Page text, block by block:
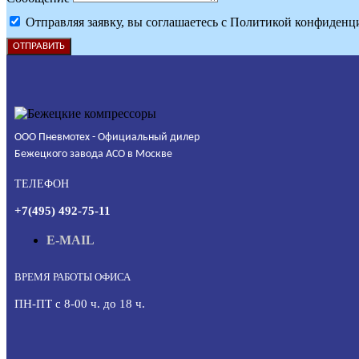
Отправляя заявку, вы соглашаетесь с Политикой
ОТПРАВИТЬ
ООО Пневмотех - Официальный дилер
Бежецкого завода АСО в Москве
ТЕЛЕФОН
+7(495) 492-75-11
E-MAIL
ВРЕМЯ РАБОТЫ ОФИСА
ПН-ПТ с 8-00 ч. до 18 ч.